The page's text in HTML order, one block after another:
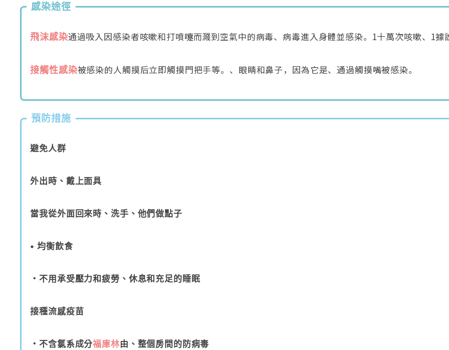
感染途徑
飛沫感染通過吸入因感染者咳嗽和打噴嚏而濺到空氣中的病毒、病毒進入身體並感染。1十萬次咳嗽、1
接觸性感染被感染的人觸摸后立即觸摸門把手等。、眼睛和鼻子，因為它是、通過觸摸嘴被感染。
預防措施
避免人群
外出時、戴上面具
當我從外面回來時、洗手、他們做點子
• 均衡飲食
・不用承受壓力和疲勞、休息和充足的睡眠
接種流感疫苗
・不含氯系成分福庫林由、整個房間的防病毒